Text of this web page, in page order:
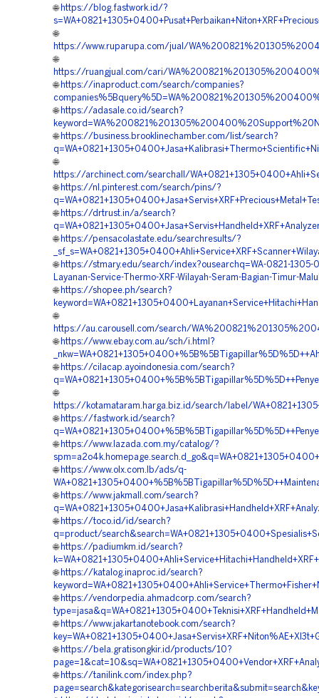
🌐 https://blog.fastwork.id/?
🌐
https://www.ruparupa.com/jual/
🌐
https://ruangjual.com/cari/
🌐 https://inaproduct.com/search/companies?
🌐 https://adasale.co.id/search?
🌐 https://business.brooklinechamber.com/list/search?
🌐
https://archinect.com/searchall/
🌐 https://nl.pinterest.com/search/pins/?
🌐 https://drtrust.in/a/search?
🌐 https://pensacolastate.edu/searchresults/?
🌐 https://stmary.edu/search/index?ousearchq=WA-0821-1305-
Layanan-Service-Thermo-XRF-Wilayah-Seram-Bagian-Timur-
🌐 https://shopee.ph/search?
🌐
https://au.carousell.com/search/
🌐 https://www.ebay.com.au/sch/i.html?
🌐 https://cilacap.ayoindonesia.com/search?
🌐
https://kotamataram.harga.biz.id/search/label/
🌐 https://fastwork.id/search?
🌐 https://www.lazada.com.my/catalog/?
🌐 https://www.olx.com.lb/ads/q-
🌐 https://www.jakmall.com/search?
🌐 https://toco.id/id/search?
q=product/
🌐 https://padiumkm.id/search?
🌐 https://katalog.inaproc.id/search?
🌐 https://vendorpedia.ahmadcorp.com/search?
🌐 https://www.jakartanotebook.com/search?
🌐 https://bela.gratisongkir.id/products/10?
🌐 https://tanilink.com/index.php?